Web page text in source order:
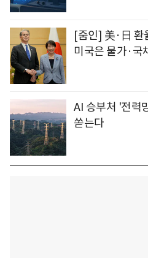
[줌인] 美·日 환
미국은 물가·국
AI 승부처 '전력
쏟는다